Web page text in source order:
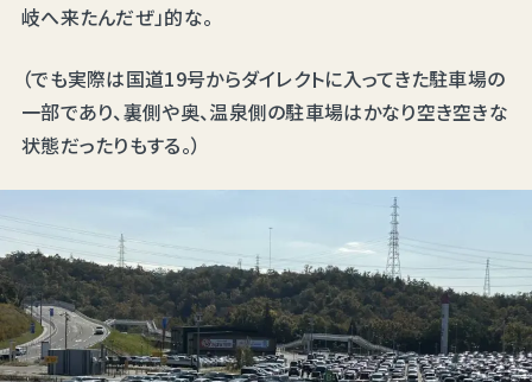
岐へ来たんだぜ」的な。
（でも実際は国道19号からダイレクトに入ってきた駐車場の
一部であり、裏側や奥、温泉側の駐車場はかなり空き空きな
状態だったりもする。）